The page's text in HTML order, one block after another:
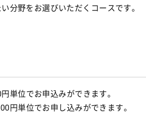
分野をお選びいただくコースです。
単位でお申込みができます。
円単位でお申し込みができます。